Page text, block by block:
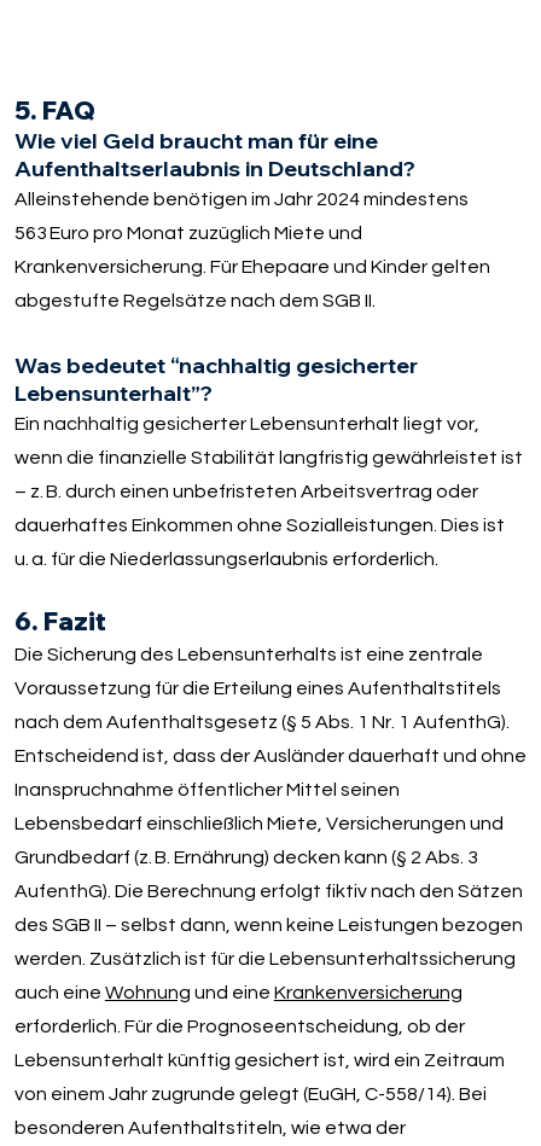
5. FAQ
Wie viel Geld braucht man für eine
Aufenthaltserlaubnis in Deutschland?
Alleinstehende benötigen im Jahr 2024 mindestens
563 Euro pro Monat zuzüglich Miete und
Krankenversicherung. Für Ehepaare und Kinder gelten
abgestufte Regelsätze nach dem SGB II.
Was bedeutet “nachhaltig gesicherter
Lebensunterhalt”?
Ein nachhaltig gesicherter Lebensunterhalt liegt vor,
wenn die finanzielle Stabilität langfristig gewährleistet ist
– z. B. durch einen unbefristeten Arbeitsvertrag oder
dauerhaftes Einkommen ohne Sozialleistungen. Dies ist
u. a. für die Niederlassungserlaubnis erforderlich.
6. Fazit
Die Sicherung des Lebensunterhalts ist eine zentrale
Voraussetzung für die Erteilung eines Aufenthaltstitels
nach dem Aufenthaltsgesetz (§ 5 Abs. 1 Nr. 1 AufenthG).
Entscheidend ist, dass der Ausländer dauerhaft und ohne
Inanspruchnahme öffentlicher Mittel seinen
Lebensbedarf einschließlich Miete, Versicherungen und
Grundbedarf (z. B. Ernährung) decken kann (§ 2 Abs. 3
AufenthG). Die Berechnung erfolgt fiktiv nach den Sätzen
des SGB II – selbst dann, wenn keine Leistungen bezogen
werden. Zusätzlich ist für die Lebensunterhaltssicherung
auch eine Wohnung und eine Krankenversicherung
erforderlich. Für die Prognoseentscheidung, ob der
Lebensunterhalt künftig gesichert ist, wird ein Zeitraum
von einem Jahr zugrunde gelegt (EuGH, C-558/14). Bei
besonderen Aufenthaltstiteln, wie etwa der